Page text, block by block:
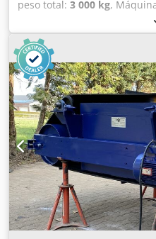
peso total: 3 000 kg,
comprimento da peneira:
largura da peneira:
entre os discos:
de aproximadamente 85
aproximadamente 50-60
mm, largura total: 1500
aproximadamente 2500 kg,
de velocidades FLENDER, 6
lado da transmissão.
operacional. Não possui